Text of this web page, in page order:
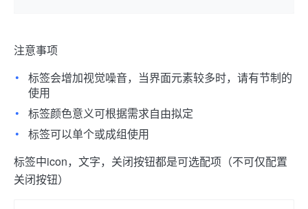
注意事项
标签会增加视觉噪音，当界面元素较多时，请有节制的
使用
标签颜色意义可根据需求自由拟定
标签可以单个或成组使用
标签中icon，文字，关闭按钮都是可选配项（不可仅配置
关闭按钮）